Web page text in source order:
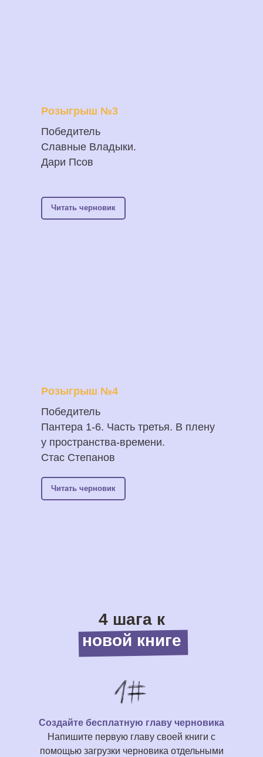
Розыгрыш №3
Победитель
Славные Владыки.
Дари Псов
Читать черновик
Розыгрыш №4
Победитель
Пантера 1-6. Часть третья. В плену
у пространства-времени.
Стас Степанов
Читать черновик
4 шага к
новой книге
Создайте бесплатную главу черновика
Напишите первую главу своей книги с
помощью загрузки черновика отдельными